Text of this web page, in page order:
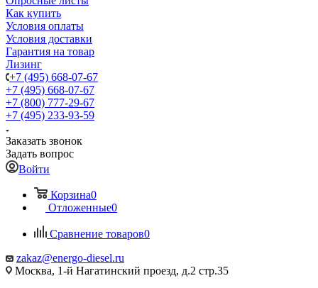
Как купить
Условия оплаты
Условия доставки
Гарантия на товар
Лизинг
+7 (495) 668-07-67
+7 (495) 668-07-67
+7 (800) 777-29-67
+7 (495) 233-93-59
Заказать звонок
Задать вопрос
Войти
Корзина0
Отложенные0
Сравнение товаров0
zakaz@energo-diesel.ru
Москва, 1-й Нагатинский проезд, д.2 стр.35